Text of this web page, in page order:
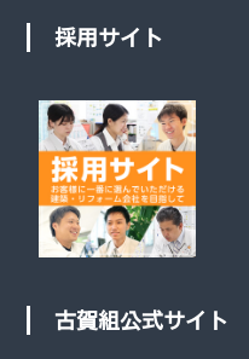
採用サイト
古賀組公式サイト